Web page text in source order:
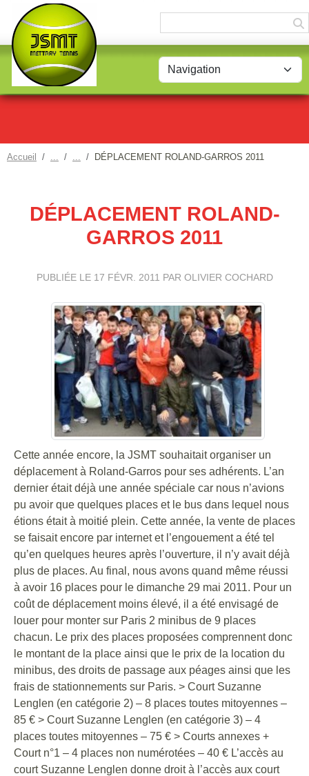
Accueil DÉPLACEMENT ROLAND-GARROS 2011
DÉPLACEMENT ROLAND-
GARROS 2011
PUBLIÉE LE 17 FÉVR. 2011 PAR OLIVIER COCHARD
Cette année encore, la JSMT souhaitait organiser un
déplacement à Roland-Garros pour ses adhérents. L’an
dernier était déjà une année spéciale car nous n’avions
pu avoir que quelques places et le bus dans lequel nous
étions était à moitié plein. Cette année, la vente de places
se faisait encore par internet et l’engouement a été tel
qu’en quelques heures après l’ouverture, il n’y avait déjà
plus de places. Au final, nous avons quand même réussi
à avoir 16 places pour le dimanche 29 mai 2011. Pour un
coût de déplacement moins élevé, il a été envisagé de
louer pour monter sur Paris 2 minibus de 9 places
chacun. Le prix des places proposées comprennent donc
le montant de la place ainsi que le prix de la location du
minibus, des droits de passage aux péages ainsi que les
frais de stationnements sur Paris. > Court Suzanne
Lenglen (en catégorie 2) – 8 places toutes mitoyennes –
85 € > Court Suzanne Lenglen (en catégorie 3) – 4
places toutes mitoyennes – 75 € > Courts annexes +
Court n°1 – 4 places non numérotées – 40 € L’accès au
court Suzanne Lenglen donne droit à l’accès aux court
Panneau de gestion des cookies